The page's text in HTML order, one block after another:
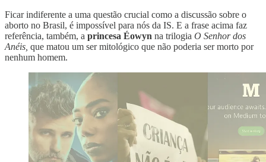
Ficar indiferente a uma questão crucial como a discussão sobre o
aborto no Brasil, é impossível para nós da IS. E a frase acima faz
referência, também, a princesa Éowyn na trilogia O Senhor dos
Anéis, que matou um ser mitológico que não poderia ser morto por
nenhum homem.